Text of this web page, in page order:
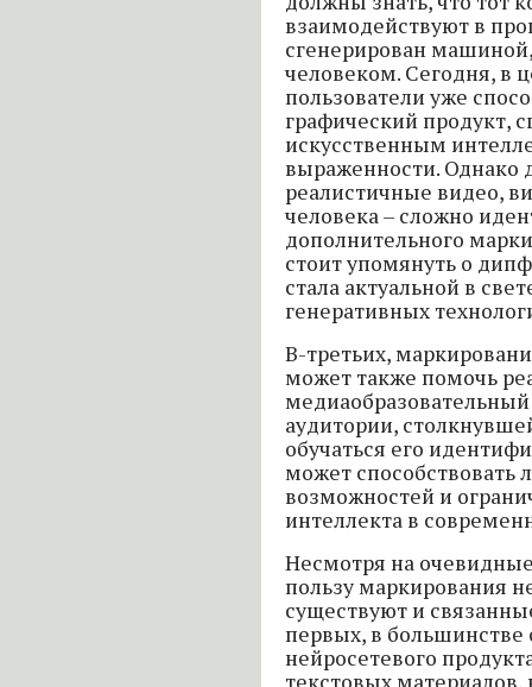
взаимодействуют в
сгенерирован
человеком. Сегодня, в
пользователи уже
графический продукт,
искусственным
выраженности. Однако
реалистичные видео,
человека – сложно
дополнительного
стоит упомянуть о
стала актуальной в
генеративных
В-третьих,
может также помочь
аудитории,
обучаться его
может
возможностей и
интеллекта в
Несмотря на
пользу маркирования
существуют и
первых, в большинстве
нейросетевого